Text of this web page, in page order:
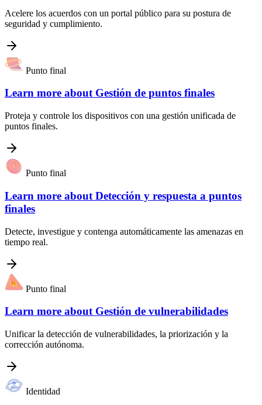
Acelere los acuerdos con un portal público para su postura de
seguridad y cumplimiento.
Punto final
Learn more aboutGestión de puntos finales
Proteja y controle los dispositivos con una gestión unificada de
puntos finales.
Punto final
Learn more about Detección y respuesta a puntos
finales
Detecte, investigue y contenga automáticamente las amenazas en
tiempo real.
Punto final
Learn more aboutGestión de vulnerabilidades
Unificar la detección de vulnerabilidades, la priorización y la
corrección autónoma.
Identidad